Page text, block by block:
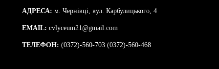
АДРЕСА: м. Чернівці, вул. Карбулицького, 4
EMAIL: cvlyceum21@gmail.com
ТЕЛЕФОН: (0372)-560-703 (0372)-560-468